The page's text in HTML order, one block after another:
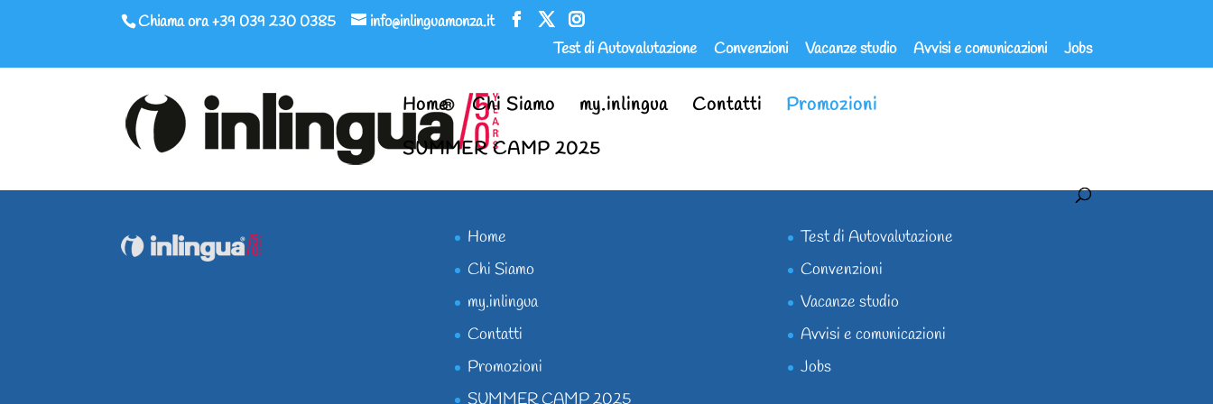
Chiama ora +39 039 230 0385
info@inlinguamonza.it
Test di Autovalutazione
Convenzioni Vacanze studio Avvisi e comunicazioni Jobs
Home Chi Siamo my.inlingua Contatti
Promozioni
SUMMER CAMP 2025
Home
Chi Siamo
my.inlingua
Contatti
Promozioni
Test di Autovalutazione
Convenzioni
Vacanze studio
Avvisi e comunicazioni
Jobs